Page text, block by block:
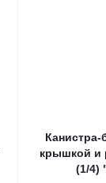
Канистра-
крышкой и
(1/4)